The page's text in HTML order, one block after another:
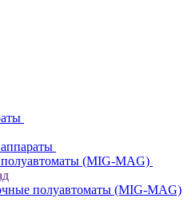
(MIG-MAG)
полуавтоматы (MIG-MAG)